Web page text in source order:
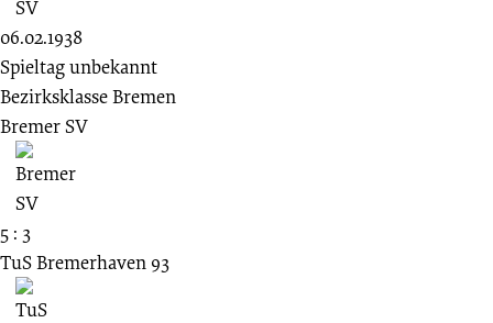
06.02.1938
Spieltag unbekannt
Bezirksklasse Bremen
Bremer SV
5 : 3
TuS Bremerhaven 93